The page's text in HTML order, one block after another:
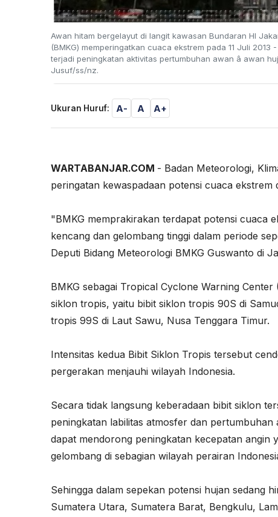
Awan hitam bergelayut di langit kawasan Bundaran HI
(BMKG) memperingatkan cuaca ekstrem pada 11 Juli
terjadi peningkatan aktivitas pertumbuhan awan â awan
Jusuf/ss/nz.
Ukuran Huruf: A- A A+
WARTABANJAR.COM - Badan Meteorologi,
peringatan kewaspadaan potensi cuaca
"BMKG memprakirakan terdapat potensi cuaca
kencang dan gelombang tinggi dalam periode
Deputi Bidang Meteorologi BMKG Guswanto di
BMKG sebagai Tropical Cyclone Warning
siklon tropis, yaitu bibit siklon tropis 90S di
tropis 99S di Laut Sawu, Nusa Tenggara Timur.
Intensitas kedua Bibit Siklon Tropis tersebut
pergerakan menjauhi wilayah Indonesia.
Secara tidak langsung keberadaan bibit siklon
peningkatan labilitas atmosfer dan
dapat mendorong peningkatan kecepatan angin
gelombang di sebagian wilayah perairan
Sehingga dalam sepekan potensi hujan sedang
Sumatera Utara, Sumatera Barat, Bengkulu,